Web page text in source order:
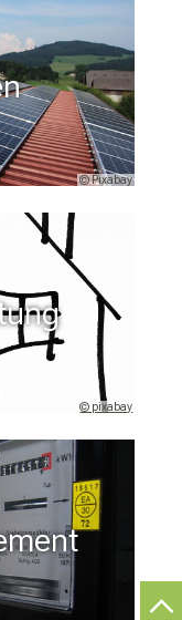
© Pixabay
© pixabay